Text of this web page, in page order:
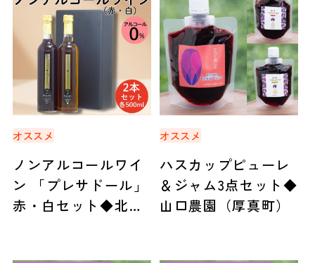
オススメ
ノンアルコールワイ
ン 「プレサドール」
赤・白セット◆北海
オススメ
ハスカップピューレ
＆ジャム3点セット◆
山口農園（厚真町）